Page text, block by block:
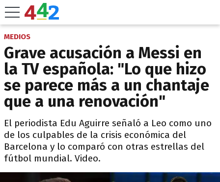
MEDIOS
Grave acusación a Messi en
la TV española: "Lo que hizo
se parece más a un chantaje
que a una renovación"
El periodista Edu Aguirre señaló a Leo como uno
de los culpables de la crisis económica del
Barcelona y lo comparó con otras estrellas del
fútbol mundial. Video.